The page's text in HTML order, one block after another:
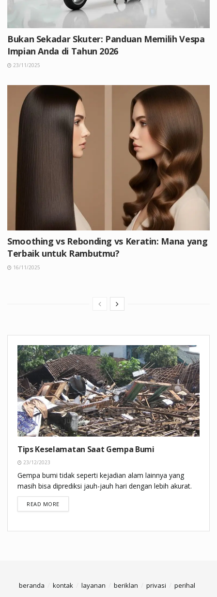
Bukan Sekadar Skuter: Panduan Memilih Vespa
Impian Anda di Tahun 2026
23/11/2025
Smoothing vs Rebonding vs Keratin: Mana yang
Terbaik untuk Rambutmu?
16/11/2025
Tips Keselamatan Saat Gempa Bumi
23/12/2023
Gempa bumi tidak seperti kejadian alam lainnya yang
masih bisa diprediksi jauh-jauh hari dengan lebih akurat.
READ MOREDETAILS
beranda kontak layanan beriklan privasi perihal